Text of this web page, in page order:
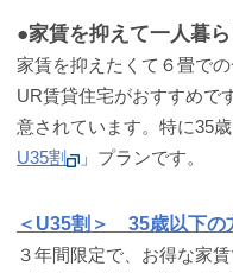
●家賃を抑えて一人暮
家賃を抑えたくて６畳で
UR賃貸住宅がおすすめで
意されています。特に35
U35割
」プランです。
＜U35割＞ 35歳以下の
３年間限定で、お得な家